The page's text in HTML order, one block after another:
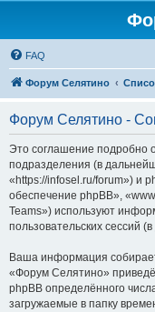
FAQ
Форум Селятино
Форум Селятино -
Это соглашение подробно
подразделения (в
«https://infosel.ru/forum») и
обеспечение phpBB»,
Teams») используют
пользовательских сессий
Ваша информация
«Форум Селятино»
phpBB определённого
загружаемые в папку